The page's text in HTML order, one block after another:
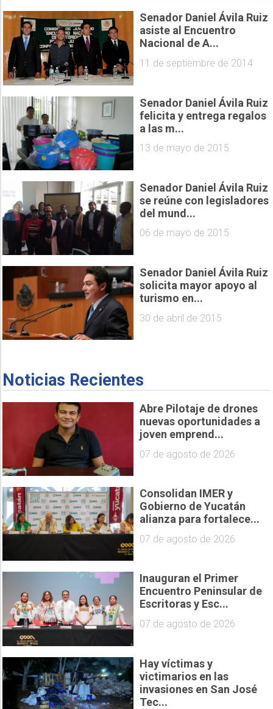
Senador Daniel Ávila Ruiz
asiste al Encuentro
Nacional de A...
11 de septiembre de 2014
Senador Daniel Ávila Ruiz
felicita y entrega regalos
a las m...
13 de mayo de 2015
Senador Daniel Ávila Ruiz
se reúne con legisladores
del mund...
06 de mayo de 2015
Senador Daniel Ávila Ruiz
solicita mayor apoyo al
turismo en...
30 de abril de 2015
Noticias Recientes
Abre Pilotaje de drones
nuevas oportunidades a
joven emprend...
07 de agosto de 2026
Consolidan IMER y
Gobierno de Yucatán
alianza para fortalece...
07 de agosto de 2026
Inauguran el Primer
Encuentro Peninsular de
Escritoras y Esc...
07 de agosto de 2026
Hay víctimas y
victimarios en las
invasiones en San José
Tec...